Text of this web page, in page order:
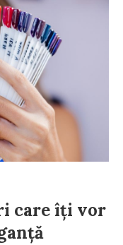
care îți vor